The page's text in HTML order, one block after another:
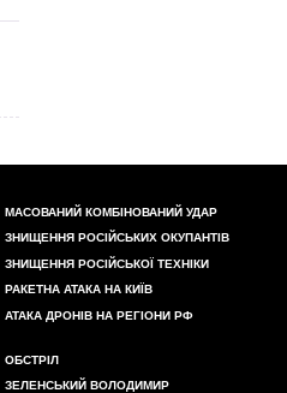
МАСОВАНИЙ КОМБІНОВАНИЙ УДАР
ЗНИЩЕННЯ РОСІЙСЬКИХ ОКУПАНТІВ
ЗНИЩЕННЯ РОСІЙСЬКОЇ ТЕХНІКИ
РАКЕТНА АТАКА НА КИЇВ
АТАКА ДРОНІВ НА РЕГІОНИ РФ
ОБСТРІЛ
ЗЕЛЕНСЬКИЙ ВОЛОДИМИР